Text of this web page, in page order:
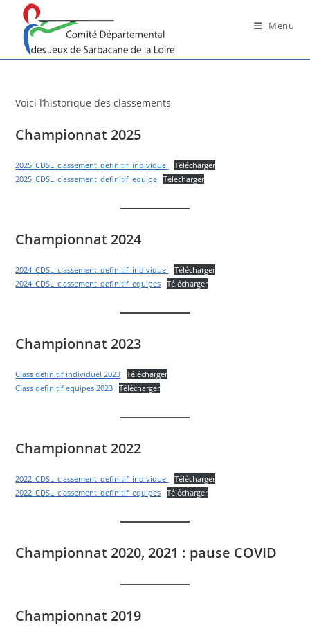
content
Menu
Voici l’historique des classements
Championnat 2025
2025_CDSL_classement_definitif_individuel
Télécharger
2025_CDSL_classement_definitif_equipe Télécharger
Championnat 2024
2024_CDSL_classement_definitif_individuel
Télécharger
2024_CDSL_classement_definitif_equipes Télécharger
Championnat 2023
Class definitif individuel 2023 Télécharger
Class definitif equipes 2023 Télécharger
Championnat 2022
2022_CDSL_classement_definitif_individuel
Télécharger
2022_CDSL_classement_definitif_equipes Télécharger
Championnat 2020, 2021 : pause COVID
Championnat 2019